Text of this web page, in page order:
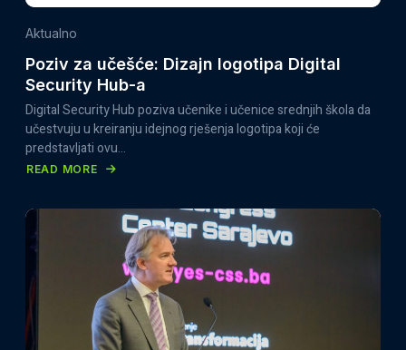
MEĐUNARODNI
PARTNERI
U
JAČANJU
CYBER
SIGURNOSTI
Aktualno
Poziv za učešće: Dizajn logotipa Digital
Security Hub-a
Digital Security Hub poziva učenike i učenice srednjih škola da
učestvuju u kreiranju idejnog rješenja logotipa koji će
predstavljati ovu…
READ MORE
ZA
LOGOTIPA
DIGITAL